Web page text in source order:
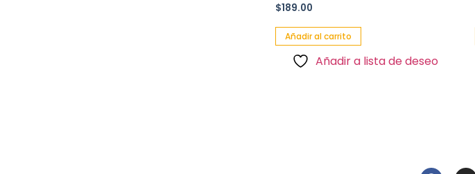
$189.00
Añadir al carrito
Añadir a lista de deseo